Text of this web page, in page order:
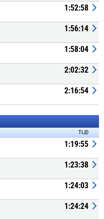
1:52:58
1:56:14
1:58:04
2:02:32
2:16:54
TIJD
1:19:55
1:23:38
1:24:03
1:24:24